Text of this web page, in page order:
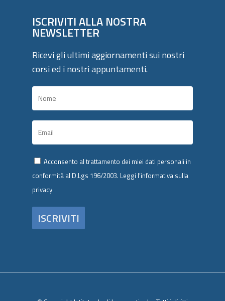
ISCRIVITI ALLA NOSTRA
NEWSLETTER
Ricevi gli ultimi aggiornamenti sui nostri
corsi ed i nostri appuntamenti.
Acconsento al trattamento dei miei dati personali in
conformità al D.Lgs 196/2003. Leggi l’informativa sulla
privacy